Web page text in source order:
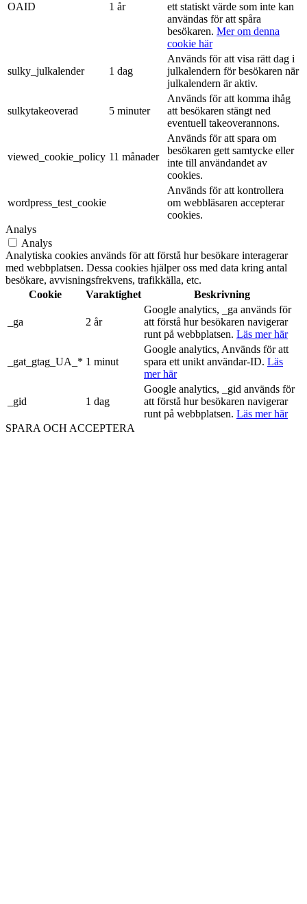
OAID 1 år
ett statiskt värde som inte kan
användas för att spåra
besökaren. Mer om denna
cookie här
sulky_julkalender 1 dag
Används för att visa rätt dag i
julkalendern för besökaren när
julkalendern är aktiv.
sulkytakeoverad 5 minuter
Används för att komma ihåg
att besökaren stängt ned
eventuell takeoverannons.
viewed_cookie_policy 11 månader
Används för att spara om
besökaren gett samtycke eller
inte till användandet av
cookies.
wordpress_test_cookie
Används för att kontrollera
om webbläsaren accepterar
cookies.
Analys
Analys
Analytiska cookies används för att förstå hur besökare interagerar
med webbplatsen. Dessa cookies hjälper oss med data kring antal
besökare, avvisningsfrekvens, trafikkälla, etc.
Cookie
Varaktighet Beskrivning
_ga 2 år
Google analytics, _ga används för
att förstå hur besökaren navigerar
runt på webbplatsen. Läs mer här
_gat_gtag_UA_* 1 minut
Google analytics, Används för att
spara ett unikt användar-ID. Läs
mer här
_gid 1 dag
Google analytics, _gid används för
att förstå hur besökaren navigerar
runt på webbplatsen. Läs mer här
SPARA OCH ACCEPTERA